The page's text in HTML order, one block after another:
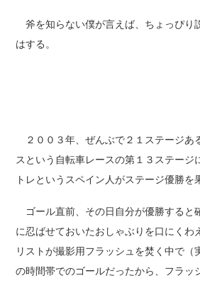
斧を知らない僕が言えば、ちょっぴり
はする。
２００３年、ぜんぶで２１ステージあ
スという自転車レースの第１３ステージ
トレというスペイン人がステージ優勝を
ゴール直前、その日自分が優勝すると
に忍ばせておいたおしゃぶりを口にくわ
リストが撮影用フラッシュを焚く中で（
の時間帯でのゴールだったから、フラッ